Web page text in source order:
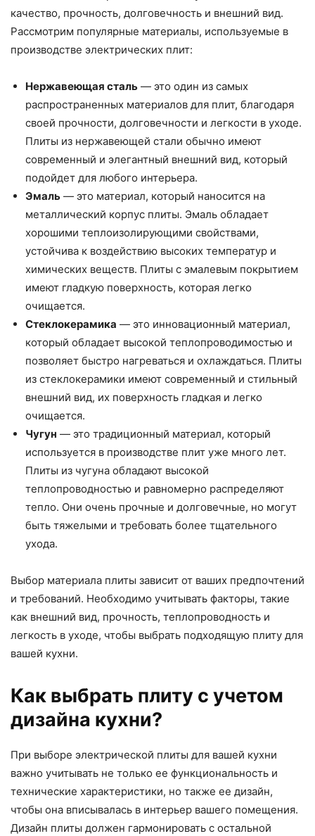
качество, прочность, долговечность и внешний вид.
Рассмотрим популярные материалы, используемые в
производстве электрических плит:
Нержавеющая сталь — это один из самых
распространенных материалов для плит, благодаря
своей прочности, долговечности и легкости в уходе.
Плиты из нержавеющей стали обычно имеют
современный и элегантный внешний вид, который
подойдет для любого интерьера.
Эмаль — это материал, который наносится на
металлический корпус плиты. Эмаль обладает
хорошими теплоизолирующими свойствами,
устойчива к воздействию высоких температур и
химических веществ. Плиты с эмалевым покрытием
имеют гладкую поверхность, которая легко
очищается.
Стеклокерамика — это инновационный материал,
который обладает высокой теплопроводимостью и
позволяет быстро нагреваться и охлаждаться. Плиты
из стеклокерамики имеют современный и стильный
внешний вид, их поверхность гладкая и легко
очищается.
Чугун — это традиционный материал, который
используется в производстве плит уже много лет.
Плиты из чугуна обладают высокой
теплопроводностью и равномерно распределяют
тепло. Они очень прочные и долговечные, но могут
быть тяжелыми и требовать более тщательного
ухода.
Выбор материала плиты зависит от ваших предпочтений
и требований. Необходимо учитывать факторы, такие
как внешний вид, прочность, теплопроводность и
легкость в уходе, чтобы выбрать подходящую плиту для
вашей кухни.
Как выбрать плиту с учетом
дизайна кухни?
При выборе электрической плиты для вашей кухни
важно учитывать не только ее функциональность и
технические характеристики, но также ее дизайн,
чтобы она вписывалась в интерьер вашего помещения.
Дизайн плиты должен гармонировать с остальной